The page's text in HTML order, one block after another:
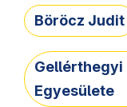
Böröcz Judit
Gellérthegyi
Egyesülete